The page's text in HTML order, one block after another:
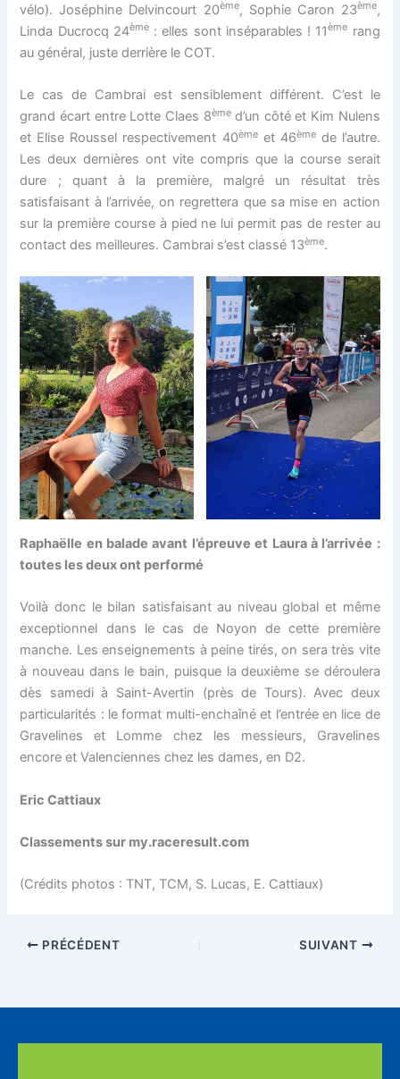
vélo). Joséphine Delvincourt 20ème, Sophie Caron 23ème,
Linda Ducrocq 24ème: elles sont inséparables ! 11ème rang
au général, juste derrière le COT.
Le cas de Cambrai est sensiblement différent. C’est le
grand écart entre Lotte Claes 8èmed’un côté et Kim Nulens
et Elise Roussel respectivement 40èmeet 46èmede l’autre.
Les deux dernières ont vite compris que la course serait
dure ; quant à la première, malgré un résultat très
satisfaisant à l’arrivée, on regrettera que sa mise en action
sur la première course à pied ne lui permit pas de rester au
contact des meilleures. Cambrai s’est classé 13ème.
Raphaëlle en balade avant l’épreuve et Laura à l’arrivée :
toutes les deux ont performé
Voilà donc le bilan satisfaisant au niveau global et même
exceptionnel dans le cas de Noyon de cette première
manche. Les enseignements à peine tirés, on sera très vite
à nouveau dans le bain, puisque la deuxième se déroulera
dès samedi à Saint-Avertin (près de Tours). Avec deux
particularités : le format multi-enchaîné et l’entrée en lice de
Gravelines et Lomme chez les messieurs, Gravelines
encore et Valenciennes chez les dames, en D2.
Eric Cattiaux
Classements sur my.raceresult.com
(Crédits photos : TNT, TCM, S. Lucas, E. Cattiaux)
PRÉCÉDENT SUIVANT